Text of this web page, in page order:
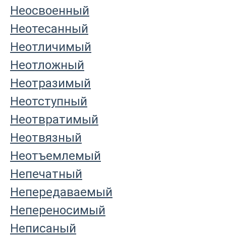
Неосвоенный
Неотесанный
Неотличимый
Неотложный
Неотразимый
Неотступный
Неотвратимый
Неотвязный
Неотъемлемый
Непечатный
Непередаваемый
Непереносимый
Неписаный